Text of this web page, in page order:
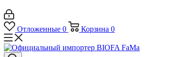
Отложенные 0 Корзина 0